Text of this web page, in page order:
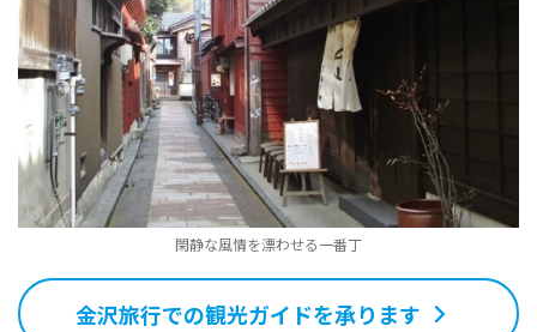
閑静な風情を漂わせる一番丁
金沢旅行での観光ガイドを承ります